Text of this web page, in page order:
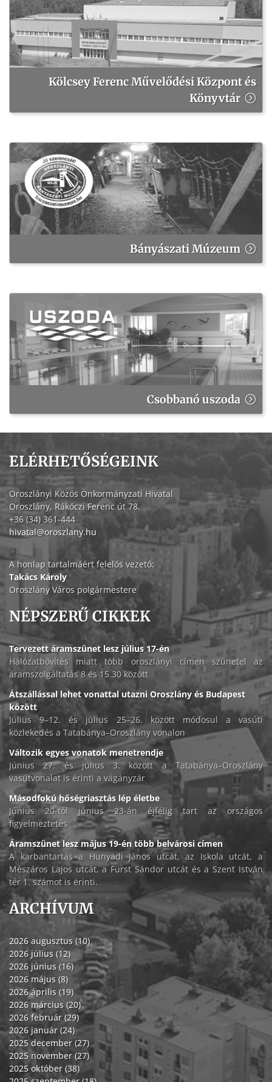
Kölcsey Ferenc Művelődési Központ és
Könyvtár
Bányászati Múzeum
Csobbanó uszoda
ELÉRHETŐSÉGEINK
Oroszlányi Közös Önkormányzati Hivatal
Oroszlány, Rákóczi Ferenc út 78.
+36 (34) 361-444
hivatal@oroszlany.hu
A honlap tartalmáért felelős vezető:
Takács Károly
Oroszlány Város polgármestere
NÉPSZERŰ CIKKEK
Tervezett áramszünet lesz július 17-én
Hálózatbővítés miatt több oroszlányi címen szünetel az
áramszolgáltatás 8 és 15.30 között
Átszállással lehet vonattal utazni Oroszlány és Budapest
között
Július 9–12. és július 25–26. között módosul a vasúti
közlekedés a Tatabánya–Oroszlány vonalon
Változik egyes vonatok menetrendje
Június 27. és július 3. között a Tatabánya–Oroszlány
vasútvonalat is érinti a vágányzár
Másodfokú hőségriasztás lép életbe
Június 20-tól június 23-án éjfélig tart az országos
figyelmeztetés
Áramszünet lesz május 19-én több belvárosi címen
A karbantartás a Hunyadi János utcát, az Iskola utcát, a
Mészáros Lajos utcát, a Fürst Sándor utcát és a Szent István
tér 1. számot is érinti.
ARCHÍVUM
2026 augusztus (10)
2026 július (12)
2026 június (16)
2026 május (8)
2026 április (19)
2026 március (20)
2026 február (29)
2026 január (24)
2025 december (27)
2025 november (27)
2025 október (38)